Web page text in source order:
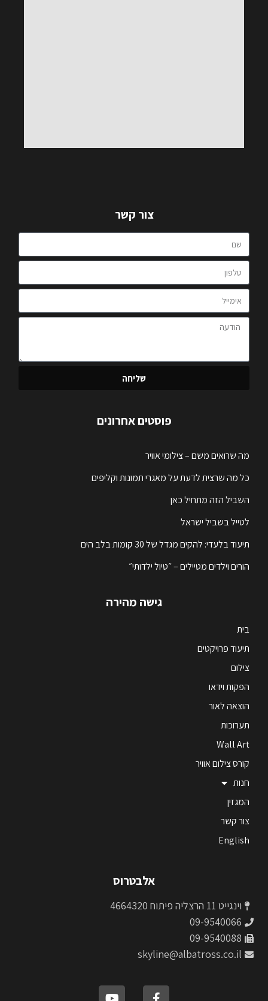
צור קשר
שליחה
פוסטים אחרונים
מה שרואים משם – צילומי אוויר
כל מה שרצית לדעת על מאגרי תמונות וקליפים
השביל הזה מתחיל כאן
לטייל בשביל ישראל
תיעוד בלעדי: להקים מגדל של 30 קומות בלב הים
הורים וילדים מטיילים – ״טיול ילדותי״
גישה מהירה
בית
תיעוד פרויקטים
צילום
הפקות וידאו
הוצאה לאור
תערוכות
Wall Art
קורס צילום אוויר
חנות
המגזין
צור קשר
English
אלבטרוס
וינגייט 11 הרצליה פיתוח 4664320
09-9540066
09-9540088
skyline@albatross.co.il